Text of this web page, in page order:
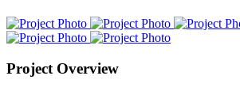
Project Overview